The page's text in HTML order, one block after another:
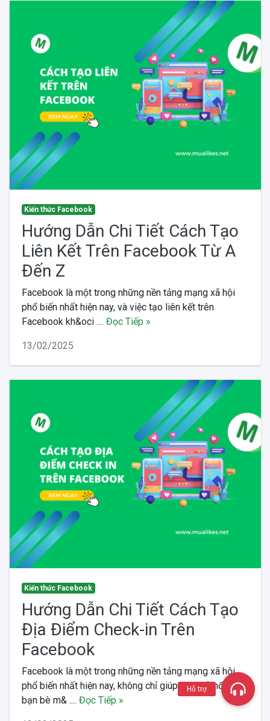
Kiến thức Facebook
Hướng Dẫn Chi Tiết Cách Tạo
Liên Kết Trên Facebook Từ A
Đến Z
Facebook là một trong những nền tảng mạng xã hội
phổ biến nhất hiện nay, và việc tạo liên kết trên
Facebook kh&oci .... Đọc Tiếp »
13/02/2025
Kiến thức Facebook
Hướng Dẫn Chi Tiết Cách Tạo
Địa Điểm Check-in Trên
Facebook
Facebook là một trong những nền tảng mạng xã hội
phổ biến nhất hiện nay, không chỉ giúp bạn kết nối với
bạn bè m& .... Đọc Tiếp »
Hỗ trợ